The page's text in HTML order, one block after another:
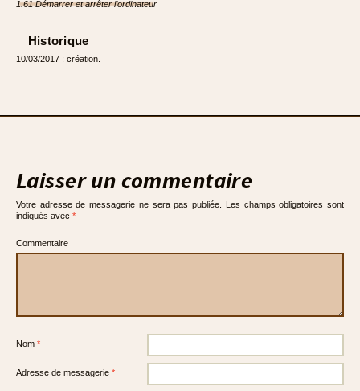
1.61 Démarrer et arrêter l’ordinateur
Historique
10/03/2017 : création.
Laisser un commentaire
Votre adresse de messagerie ne sera pas publiée.
Les champs obligatoires sont
indiqués avec *
Commentaire
Nom *
Adresse de messagerie *